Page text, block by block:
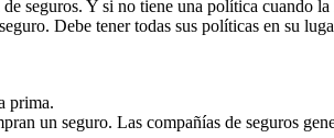
seguros. Y si no tiene una política cuando
Debe tener todas sus políticas en su
prima.
un seguro. Las compañías de seguros